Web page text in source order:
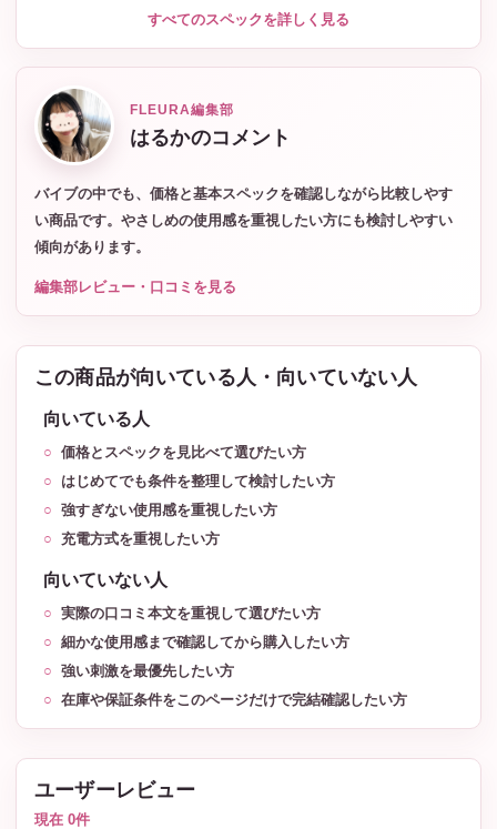
すべてのスペックを詳しく見る
FLEURA編集部
はるかのコメント
バイブの中でも、価格と基本スペックを確認しながら比較しやす
い商品です。やさしめの使用感を重視したい方にも検討しやすい
傾向があります。
編集部レビュー・口コミを見る
この商品が向いている人・向いていない人
向いている人
価格とスペックを見比べて選びたい方
はじめてでも条件を整理して検討したい方
強すぎない使用感を重視したい方
充電方式を重視したい方
向いていない人
実際の口コミ本文を重視して選びたい方
細かな使用感まで確認してから購入したい方
強い刺激を最優先したい方
在庫や保証条件をこのページだけで完結確認したい方
ユーザーレビュー
現在 0件